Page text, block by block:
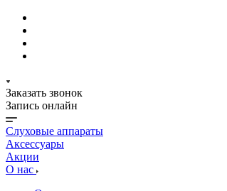
Заказать звонок
Запись онлайн
Слуховые аппараты
Аксессуары
Акции
О нас